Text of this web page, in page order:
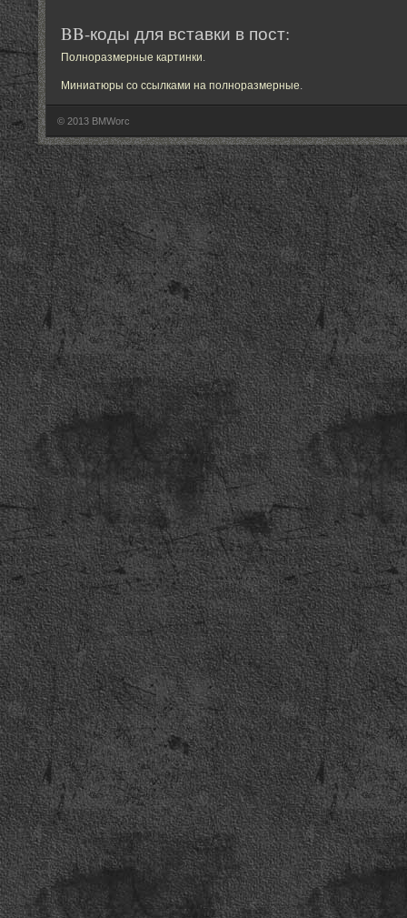
BB-коды для вставки в пост:
Полноразмерные картинки.
Миниатюры со ссылками на полноразмерные.
© 2013 BMWorc